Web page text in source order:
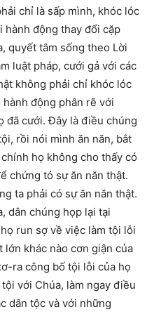
chỉ là sấp mình, khóc lóc
động thay đổi cặp
quyết tâm sống theo Lời
luật pháp, cưới gả với các
không phải chỉ khóc lóc
động phân rẽ với
đã cưới. Đây là điều chúng
rồi nói mình ăn năn, bắt
họ không cho thấy có
chứng tỏ sự ăn năn thật.
ta phải có sự ăn năn thật.
dân chúng họp lại tại
run sợ về việc làm tội lỗi
lớn khác nào cơn giận của
ra công bố tội lỗi của họ
với Chúa, làm ngay điều
dân tộc và với những